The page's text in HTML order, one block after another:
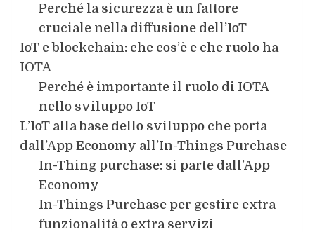
Perché la sicurezza è un fattore
cruciale nella diffusione dell’IoT
IoT e blockchain: che cos’è e che ruolo ha
IOTA
Perché è importante il ruolo di IOTA
nello sviluppo IoT
L’IoT alla base dello sviluppo che porta
dall’App Economy all’In-Things Purchase
In-Thing purchase: si parte dall’App
Economy
In-Things Purchase per gestire extra
funzionalità o extra servizi